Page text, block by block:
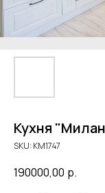
Кухня
SKU:KM1747
190000,00 р.